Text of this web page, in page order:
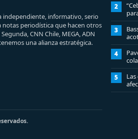
independiente, informativo, serio
notas periodística que hacen otros
CNN Chile, MEGA, ADN
una alianza estratégica.
2
3
4
5